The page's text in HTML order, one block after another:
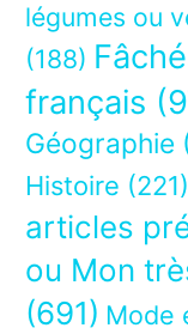
légumes ou
(188)
français
Géographie
Histoire (221)
articles
ou Mon
(691) Mode